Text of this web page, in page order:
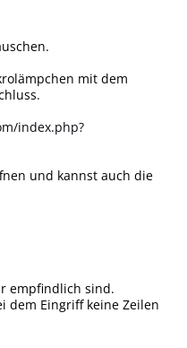
mit dem
index.php?
und kannst auch die
empfindlich sind.
dem Eingriff keine Zeilen